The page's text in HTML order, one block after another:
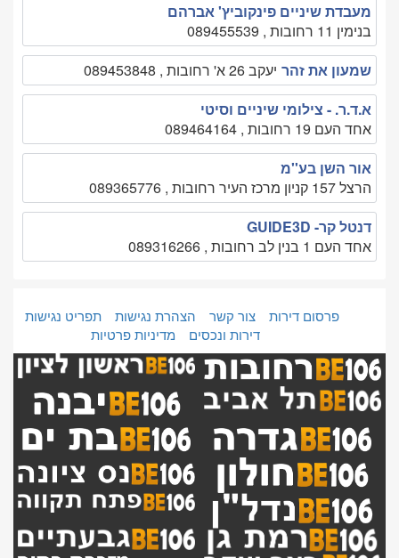
מעבדת שיניים פינקוביץ' אברהם
בנימין 11 רחובות , 089455539
שמעון את זהר יעקב 26 א' רחובות , 089453848
א.ד.ר. - צילומי שיניים וסיטי
אחד העם 19 רחובות , 089464164
אור השן בע''מ
הרצל 157 קניון מרכז העיר רחובות , 089365776
דנטל קר- GUIDE3D
אחד העם 1 בנין לב רחובות , 089316266
פרסום דירות צור קשר הצהרת נגישות
תפריט נגישות
דירות ונכסים
מדיניות פרטיות